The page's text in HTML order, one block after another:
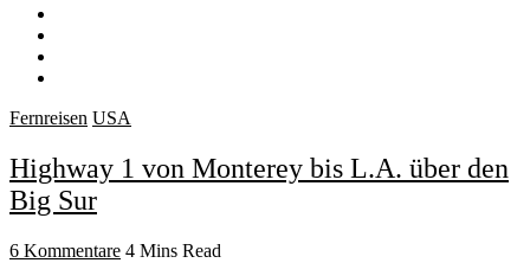
Fernreisen USA
Highway 1 von Monterey bis L.A. über den
Big Sur
6 Kommentare 4 Mins Read